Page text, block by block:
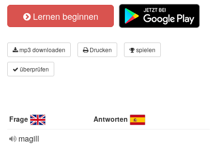
Lernen beginnen
mp3 downloaden Drucken spielen
überprüfen
Frage Antworten
magill